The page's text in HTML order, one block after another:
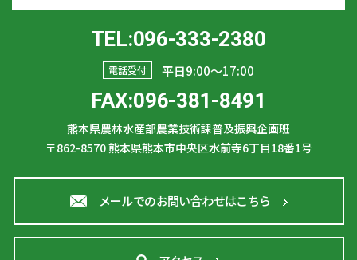
TEL:096-333-2380
電話受付 平日9:00〜17:00
FAX:096-381-8491
熊本県農林水産部農業技術課普及振興企画班
〒862-8570熊本県熊本市中央区水前寺6丁目18番1号
メールでのお問い合わせはこちら